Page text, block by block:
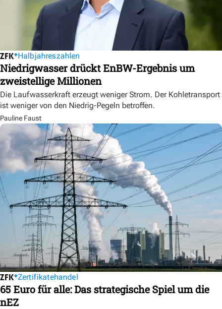
Halbjahreszahlen
Niedrigwasser drückt EnBW-Ergebnis um
zweistellige Millionen
Die Laufwasserkraft erzeugt weniger Strom. Der Kohletransport
ist weniger von den Niedrig-Pegeln betroffen.
Pauline Faust
Zertifikatehandel
65 Euro für alle: Das strategische Spiel um die
nEZ